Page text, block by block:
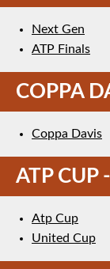
Next Gen
ATP Finals
COPPA
Coppa Davis
ATP CUP
Atp Cup
United Cup